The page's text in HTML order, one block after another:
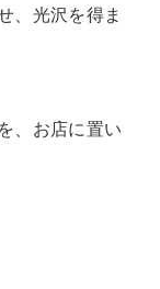
、光沢を得ま
、お店に置い